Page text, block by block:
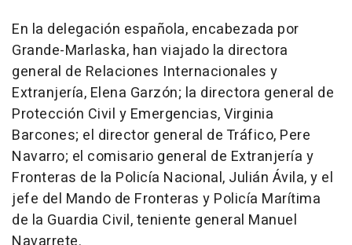
En la delegación española, encabezada por
Grande-Marlaska, han viajado la directora
general de Relaciones Internacionales y
Extranjería, Elena Garzón; la directora general de
Protección Civil y Emergencias, Virginia
Barcones; el director general de Tráfico, Pere
Navarro; el comisario general de Extranjería y
Fronteras de la Policía Nacional, Julián Ávila, y el
jefe del Mando de Fronteras y Policía Marítima
de la Guardia Civil, teniente general Manuel